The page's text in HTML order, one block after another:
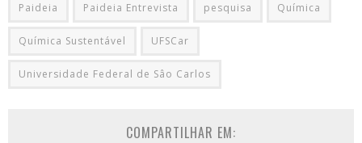
Paideia Paideia Entrevista pesquisa Química
Química Sustentável UFSCar
Universidade Federal de Sâo Carlos
COMPARTILHAR EM: